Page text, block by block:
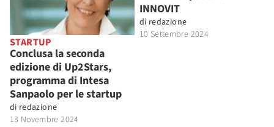
STARTUP
Conclusa la seconda
edizione di Up2Stars,
programma di Intesa
Sanpaolo per le startup
di redazione
13 Novembre 2024
INNOVIT
di redazione
10 Settembre 2024